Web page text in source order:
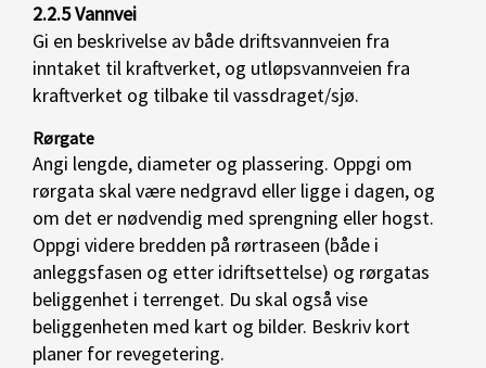
2.2.5 Vannvei
Gi en beskrivelse av både driftsvannveien fra
inntaket til kraftverket, og utløpsvannveien fra
kraftverket og tilbake til vassdraget/sjø.
Rørgate
Angi lengde, diameter og plassering. Oppgi om
rørgata skal være nedgravd eller ligge i dagen, og
om det er nødvendig med sprengning eller hogst.
Oppgi videre bredden på rørtraseen (både i
anleggsfasen og etter idriftsettelse) og rørgatas
beliggenhet i terrenget. Du skal også vise
beliggenheten med kart og bilder. Beskriv kort
planer for revegetering.